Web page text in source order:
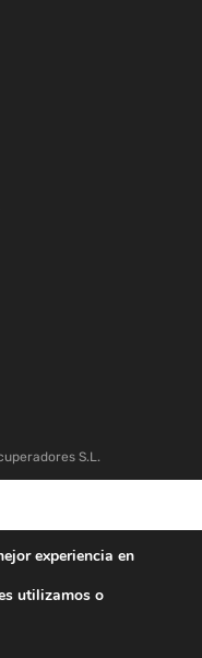
S.L.
experiencia en
utilizamos o